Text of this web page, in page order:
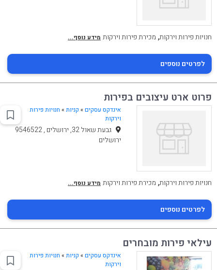
חנויות פירות וירקות, מכירת פירות וירקות מידע נוסף...
לפרטים נוספים
פרוט ארט עיצובים בפירות
אינדקס עסקים » קניות» חנויות פירות
וירקות
גבעת שאול 32, ירושלים , 9546522
ירושלים
חנויות פירות וירקות, מכירת פירות וירקות מידע נוסף...
לפרטים נוספים
עילאי פירות מובחרים
אינדקס עסקים » קניות» חנויות פירות
וירקות